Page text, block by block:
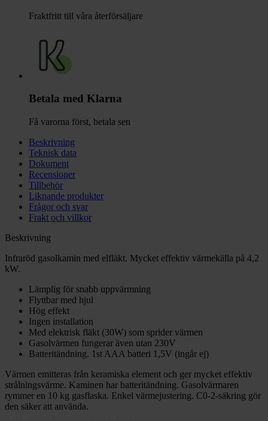
Fraktfritt till våra återförsäljare
Betala med Klarna
Få varorna först, betala sen
Beskrivning
Teknisk data
Dokument
Recensioner
Tillbehör
Liknande produkter
Frågor och svar
Frakt och villkor
Beskrivning
Infraröd gasolkamin med elfläkt. Mycket effektiv värmekälla på 4,2
kW.
Lämplig för snabb uppvärmning
Flyttbar med hjul
Hög effekt
Ingen installation
Med elektrisk fläkt (30W) som sprider värmen
Gasolvärmen fungerar även utan 230V
Batteritändning. 1st AAA batteri 1,5V (ingår ej)
Värmen emitteras från keramiska element och ger mycket effektiv
strålningsvärme. Kaminen har batteritändning. Gasolvärmaren
rymmer en 10 kg gasflaska. Enkel värmejustering. C0-2-säkring gör
den säker att använda.